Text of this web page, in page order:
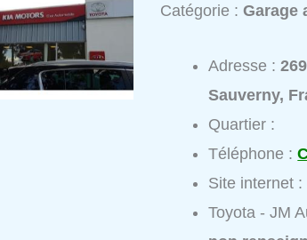
Catégorie :Garage
Adresse :
Sauverny,
Quartier :
Téléphone :
Site internet :
Toyota - JM